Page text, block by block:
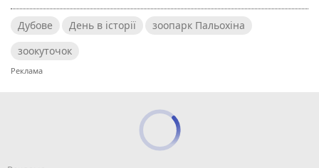
Дубове День в історії
зоопарк Пальохіна
зоокуточок